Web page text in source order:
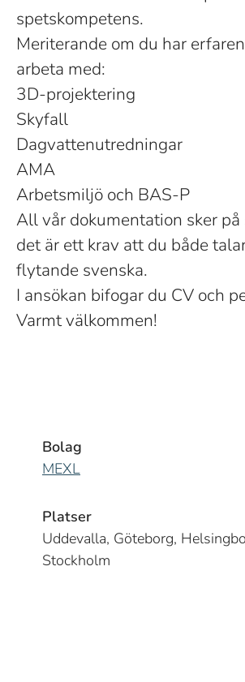
spetskompetens.
Meriterande om du har
arbeta med:
3D-projektering
Skyfall
Dagvattenutredningar
AMA
Arbetsmiljö och BAS-P
All vår dokumentation sker på
det är ett krav att du både
flytande svenska.
I ansökan bifogar du CV och
Varmt välkommen!
Bolag
MEXL
Platser
Uddevalla, Göteborg,
Stockholm